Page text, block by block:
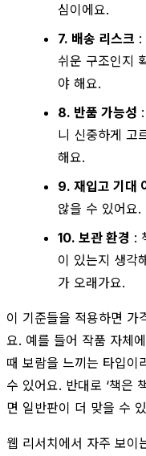
심이에요.
7. 배송 리스크 :
쉬운 구조인지
야 해요.
8. 반품 가능성
니 신중하게 고
해요.
9. 재입고 기대
않을 수 있어요.
10. 보관 환경 :
이 있는지 생각
가 오래가요.
이 기준들을 적용하면 가
요. 예를 들어 작품 자체
때 보람을 느끼는 타입이
수 있어요. 반대로 ‘책은
면 일반판이 더 맞을 수
웹 리서치에서 자주 보이